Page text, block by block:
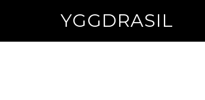
YGGDRASIL